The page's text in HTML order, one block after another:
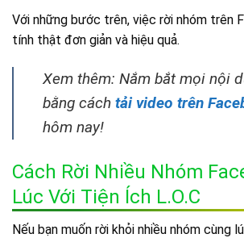
Với những bước trên, việc rời nhóm trên
tính thật đơn giản và hiệu quả.
Xem thêm: Nắm bắt mọi nội
bằng cách tải video trên
hôm nay!
Cách Rời Nhiều Nhóm
Lúc Với Tiện Ích L.O.C
Nếu bạn muốn rời khỏi nhiều nhóm cùng